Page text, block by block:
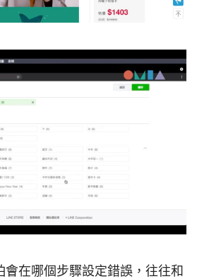
會在哪個步驟設定錯誤，往往和